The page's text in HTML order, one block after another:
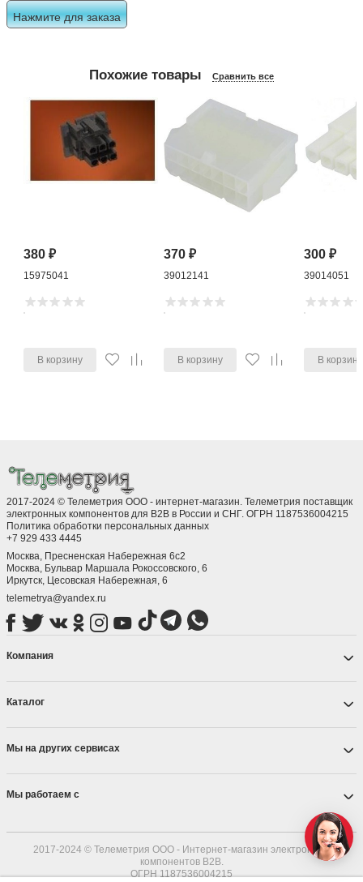
Нажмите для заказа
Похожие товары Сравнить все
380₽
15975041
В корзину
370₽
39012141
В корзину
300₽
39014051
В корзину
2017-2024 © Телеметрия ООО - интернет-магазин. Телеметрия поставщик
электронных компонентов для B2B в России и СНГ. ОГРН 1187536004215
Политика обработки персональных данных
+7 929 433 4445
Москва, Пресненская Набережная 6с2
Москва, ​Бульвар Маршала Рокоссовского, 6
Иркутск, ​Цесовская Набережная, 6
telemetrya@yandex.ru
Компания
Каталог
Мы на других сервисах
Мы работаем с
2017-2024 © Телеметрия ООО - Интернет-магазин электронных
компонентов B2B.
ОГРН 1187536004215